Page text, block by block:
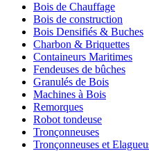
Bois de Chauffage
Bois de construction
Bois Densifiés & Buches
Charbon & Briquettes
Containeurs Maritimes
Fendeuses de bûches
Granulés de Bois
Machines à Bois
Remorques
Robot tondeuse
Tronçonneuses
Tronçonneuses et